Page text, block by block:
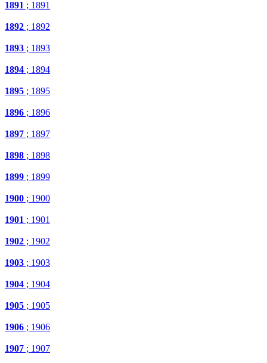
1891 ; 1891
1892 ; 1892
1893 ; 1893
1894 ; 1894
1895 ; 1895
1896 ; 1896
1897 ; 1897
1898 ; 1898
1899 ; 1899
1900 ; 1900
1901 ; 1901
1902 ; 1902
1903 ; 1903
1904 ; 1904
1905 ; 1905
1906 ; 1906
1907 ; 1907